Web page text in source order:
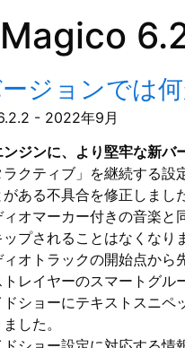
ジョンでは
- 2022年9月
ジンに、より堅牢な新バ
ラクティブ」を継続する設
ある不具合を修正しまし
ィオマーカー付きの音楽と
プされることはなくなり
ィオトラックの開始点から
レイヤーのスマートグル
ドショーにテキストスニペ
した。